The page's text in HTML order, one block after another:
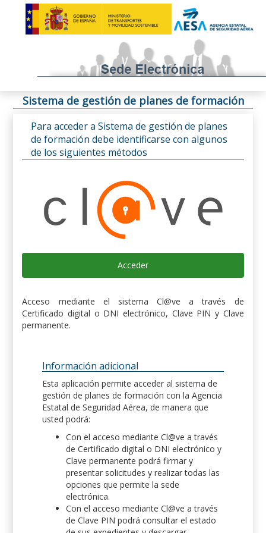
Sistema de gestión de planes de formación
Para acceder a Sistema de gestión de planes
de formación debe identificarse con algunos
de los siguientes métodos
Acceder
Acceso mediante el sistema Cl@ve a través de
Certificado digital o DNI electrónico, Clave PIN y Clave
permanente.
Información adicional
Esta aplicación permite acceder al sistema de
gestión de planes de formación con la Agencia
Estatal de Seguridad Aérea, de manera que
usted podrá:
Con el acceso mediante Cl@ve a través
de Certificado digital o DNI electrónico y
Clave permanente podrá firmar y
presentar solicitudes y realizar todas las
opciones que permite la sede
electrónica.
Con el acceso mediante Cl@ve a través
de Clave PIN podrá consultar el estado